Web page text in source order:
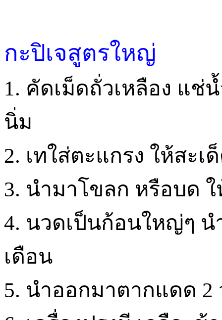
กะปิเจสูตรใหญ่
1. คัดเม็ดถั่วเหลือง แช่
นิ่ม
2. เทใส่ตะแกรง ให้สะ
3. นำมาโขลก หรือบด
4. นวดเป็นก้อนใหญ่ๆ น
เดือน
5. นำออกมาตากแดด 2